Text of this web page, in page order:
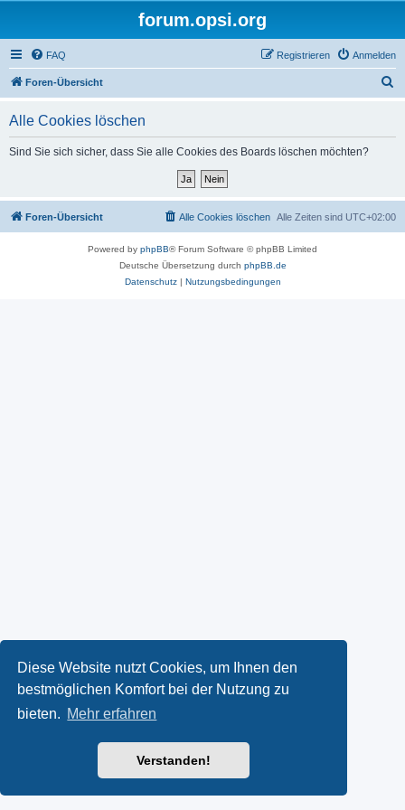
Diese Website nutzt Cookies, um Ihnen den
bestmöglichen Komfort bei der Nutzung zu
bieten. Mehr erfahren
Verstanden!
forum.opsi.org
FAQ Anmelden
Registrieren
Foren-Übersicht
Alle Cookies löschen
Sind Sie sich sicher, dass Sie alle Cookies des Boards löschen möchten?
Foren-Übersicht Alle Zeiten sind UTC+02:00
Alle Cookies löschen
Powered by phpBB® Forum Software © phpBB Limited
Deutsche Übersetzung durch phpBB.de
Datenschutz| Nutzungsbedingungen